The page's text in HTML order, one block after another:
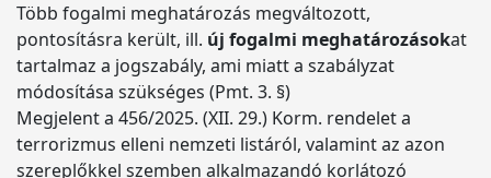
Több fogalmi meghatározás megváltozott,
pontosításra került, ill. új fogalmi meghatározásokat
tartalmaz a jogszabály, ami miatt a szabályzat
módosítása szükséges (Pmt. 3. §)
Megjelent a 456/2025. (XII. 29.) Korm. rendelet a
terrorizmus elleni nemzeti listáról, valamint az azon
szereplőkkel szemben alkalmazandó korlátozó